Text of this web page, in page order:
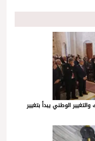
الوطني يبدأ بتغيير